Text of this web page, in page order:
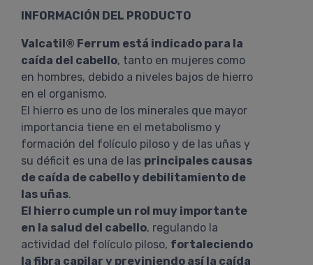
INFORMACIÓN DEL PRODUCTO
Valcatil® Ferrum está indicado para la
caída del cabello, tanto en mujeres como
en hombres, debido a niveles bajos de hierro
en el organismo.
El hierro es uno de los minerales que mayor
importancia tiene en el metabolismo y
formación del folículo piloso y de las uñas y
su déficit es una de las principales causas
de caída de cabello y debilitamiento de
las uñas.
El hierro cumple un rol muy importante
en la salud del cabello, regulando la
actividad del folículo piloso, fortaleciendo
la fibra capilar y previniendo así la caída